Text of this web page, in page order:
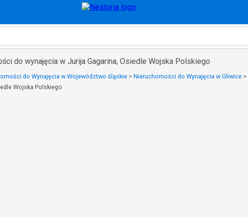
do wynajęcia w Jurija Gagarina, Osiedle Wojska Polskiego
do Wynajęcia w Województwo śląskie > Nieruchomości do Wynajęcia w Gliwice >
Wojska Polskiego